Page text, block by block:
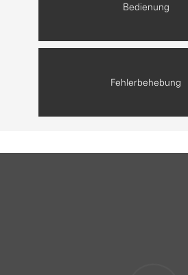
Item 5 of 6
Bedienung
Item 6 of 6
Fehlerbehebung